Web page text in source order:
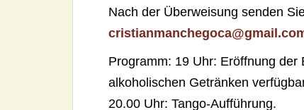
Nach der Überweisung senden
Programm: 19 Uhr: Eröffnung
alkoholischen Getränken
20.00 Uhr: Tango-Aufführung.